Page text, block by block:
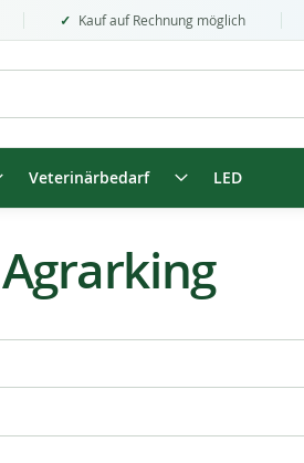
Kauf auf Rechnung möglich
Veterinärbedarf LED